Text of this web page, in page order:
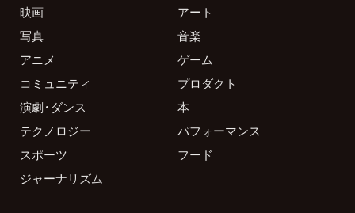
映画
アート
写真
音楽
アニメ
ゲーム
コミュニティ
プロダクト
演劇・ダンス
本
テクノロジー
パフォーマンス
スポーツ
フード
ジャーナリズム